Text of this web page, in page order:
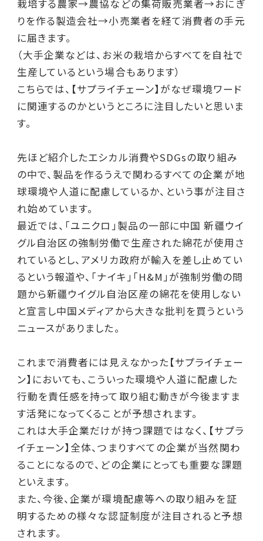
栽培する農家→農協などの集荷販売業者→おにぎ
りを作る製造会社→小売業者を経て消費者の手元
に届きます。
（大手企業などは、お米の栽培からすべてを自社で
生産しているという場合もあります）
こちらでは、【サプライチェーン】がなぜ環境ワード
に関連するのかというところに注目したいと思いま
す。
先ほど紹介したエシカル消費やSDGsの取り組み
の中で、製品を作るうえで関わるすべての企業が地
球環境や人道に配慮しているか、という事が注目さ
れ始めています。
最近では、「ユニクロ」製品の一部に中国 新疆ウイ
グル自治区の強制労働で生産された綿花が使用さ
れているとし、アメリカ政府が輸入を差し止めてい
るという報道や、「ナイキ」「H&M」が強制労働の問
題から新疆ウイグル自治区産の綿花を使用しない
と宣言し中国メディアから大きな批判を買うという
ニュースがありました。
これまで消費者には見えなかった【サプライチェー
ン】においても、こういった環境や人道に配慮した
行動を責任感を持って取り組む動きが今後ますま
す活発になってくることが予想されます。
これは大手企業だけが持つ課題ではなく、【サプラ
イチェーン】全体、つまりすべての企業が当然関わ
ることになるので、どの企業にとっても重要な課題
といえます。
また、今後、企業が環境配慮等への取り組みを証
明するための様々な認証制度が注目されると予想
されます。